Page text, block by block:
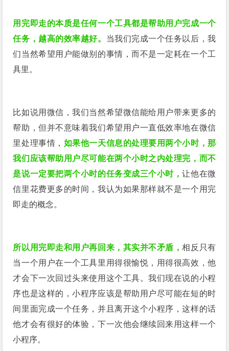
用完即走的本质是任何一个工具都是帮助用户完成一个
任务，越高的效率越好。 当我们完成一个任务以后，我
们当然希望用户能做别的事情，而不是一定耗在一个工
具里。
比如说用微信，我们当然希望微信能给用户带来更多的
帮助，但并不意味着我们希望用户一直低效率地在微信
里处理事情， 如果他一天信息的处理要用两个小时，那
我们应该帮助用户尽可能在两个小时之内处理完，而不
是说一定要把两个小时的任务变成三个小时，让他在微
信里花费更多的时间，我认为如果那样就不是一个用完
即走的概念。
所以用完即走和用户再回来，其实并不矛盾，相反只有
当一个用户在一个工具里用得很愉悦，用得很高效，他
才会下一次回过头来使用这个工具。我们现在说的小程
序也是这样的，小程序应该是帮助用户尽可能在短的时
间里面完成一个任务，并且离开这个小程序，这样的话
他才会有很好的体验，下一次他会继续回来用这样一个
小程序。